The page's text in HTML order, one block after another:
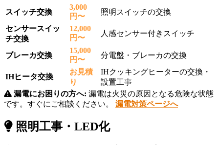
スイッチ交換
3,000
円〜
照明スイッチの交換
センサースイッ
チ交換
12,000
円〜
人感センサー付きスイッチ
ブレーカ交換
15,000
円〜
分電盤・ブレーカの交換
IHヒータ交換
お見積
り
IHクッキングヒーターの交換・
設置工事
漏電にお困りの方へ: 漏電は火災の原因となる危険な状態
です。すぐにご相談ください。 漏電対策ページへ
照明工事・LED化